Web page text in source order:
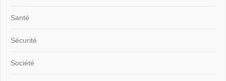
Santé
Sécurité
Société